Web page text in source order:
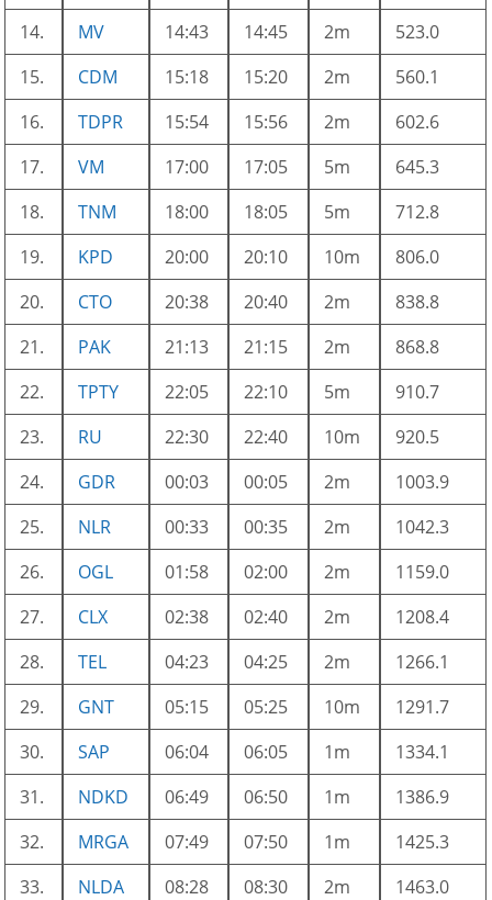
14.
MV 14:43 14:45 2m
523.0
15.
CDM 15:18 15:20 2m
560.1
16.
TDPR 15:54 15:56 2m
602.6
17.
VM 17:00 17:05 5m
645.3
18.
TNM 18:00 18:05 5m
712.8
19.
KPD 20:00 20:10 10m
806.0
20.
CTO 20:38 20:40 2m
838.8
21.
PAK 21:13 21:15 2m
868.8
22.
TPTY 22:05 22:10 5m
910.7
23.
RU 22:30 22:40 10m
920.5
24.
GDR 00:03 00:05 2m
1003.9
25.
NLR 00:33 00:35 2m
1042.3
26.
OGL 01:58 02:00 2m
1159.0
27.
CLX 02:38 02:40 2m
1208.4
28.
TEL 04:23 04:25 2m
1266.1
29.
GNT 05:15 05:25 10m
1291.7
30.
SAP 06:04 06:05 1m
1334.1
31.
NDKD 06:49 06:50 1m
1386.9
32.
MRGA 07:49 07:50 1m
1425.3
33.
NLDA 08:28 08:30 2m
1463.0